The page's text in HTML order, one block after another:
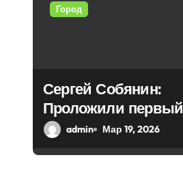
п
Город
Сергей Собянин:
Проложили первый
тоннель новой
admin Мар 19, 2026